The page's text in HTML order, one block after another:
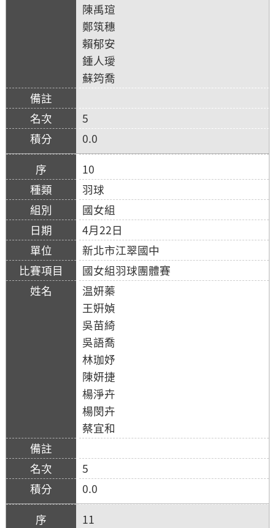
陳禹瑄
鄭筑穗
賴郁安
鍾人璦
蘇筠喬
5
0.0
10
羽球
國女組
4月22日
新北市江翠國中
國女組羽球團體賽
温妍蓁
王姸媜
吳苗綺
吳語喬
林珈妤
陳妍捷
楊淨卉
楊閔卉
蔡宜和
5
0.0
11